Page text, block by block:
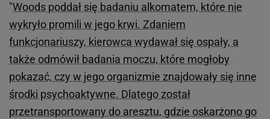
"Woods poddał się badaniu alkomatem, które nie
wykryło promili w jego krwi. Zdaniem
funkcjonariuszy, kierowca wydawał się ospały, a
także odmówił badania moczu, które mogłoby
pokazać, czy w jego organizmie znajdowały się inne
środki psychoaktywne. Dlatego został
przetransportowany do aresztu, gdzie oskarżono go